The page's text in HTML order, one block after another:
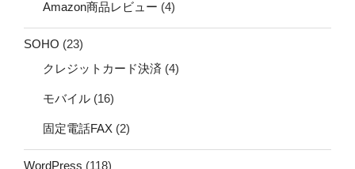
Amazon商品レビュー (4)
SOHO (23)
クレジットカード決済 (4)
モバイル (16)
固定電話FAX (2)
WordPress (118)